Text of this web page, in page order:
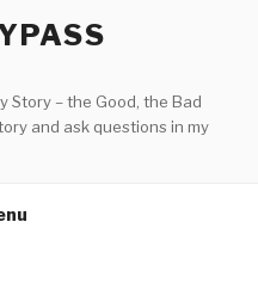
Story – the Good, the Bad
and ask questions in my